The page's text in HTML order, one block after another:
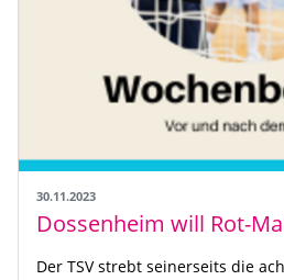
30.11.2023
Der TSV strebt seinerseits die